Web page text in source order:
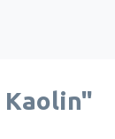
Kaolin"